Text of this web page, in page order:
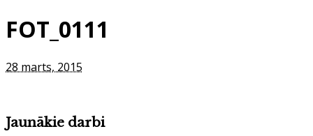
FOT_0111
28 marts, 2015
Jaunākie darbi